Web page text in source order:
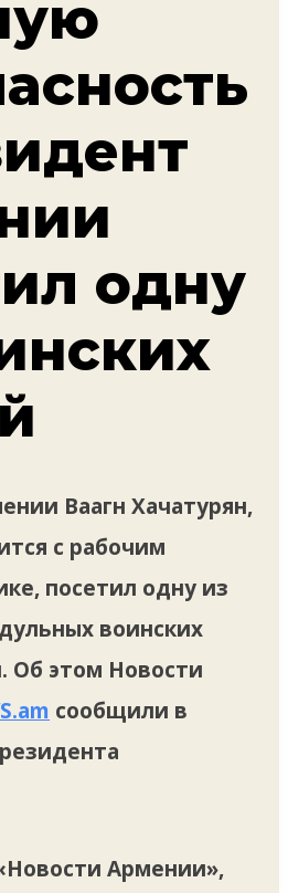
одну
Ваагн Хачатурян,
с рабочим
посетил одну из
воинских
Об этом Новости
сообщили в
Армении»,